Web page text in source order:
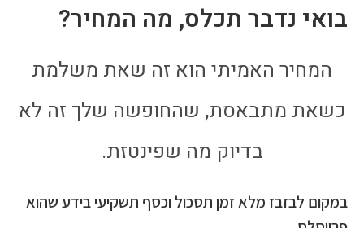
בואי נדבר תכלס, מה המחיר?
המחיר האמיתי הוא זה שאת משלמת
כשאת מתבאסת, שהחופשה שלך זה לא
בדיוק מה שפינטזת.
במקום לבזבז מלא זמן תסכול וכסף תשקיעי בידע שהוא